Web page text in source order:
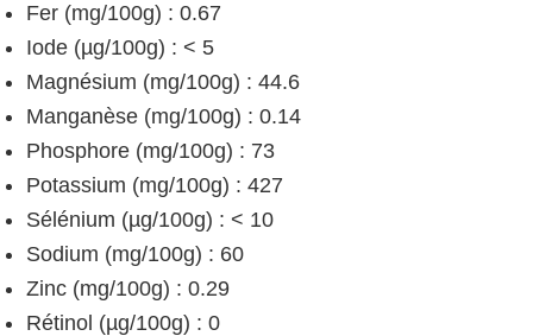
Fer (mg/100g) : 0.67
Iode (µg/100g) : < 5
Magnésium (mg/100g) : 44.6
Manganèse (mg/100g) : 0.14
Phosphore (mg/100g) : 73
Potassium (mg/100g) : 427
Sélénium (µg/100g) : < 10
Sodium (mg/100g) : 60
Zinc (mg/100g) : 0.29
Rétinol (µg/100g) : 0